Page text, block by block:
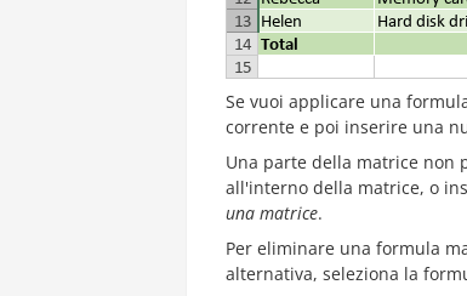
Se vuoi applicare una
corrente e poi inserire una
Una parte della matrice non
all'interno della matrice, o
una matrice.
Per eliminare una formula
alternativa, seleziona la